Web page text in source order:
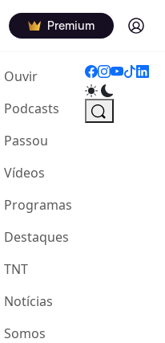
Premium Log in
Ouvir(current)
Podcasts
Passou
Vídeos
Programas
Destaques
TNT
Notícias
Somos